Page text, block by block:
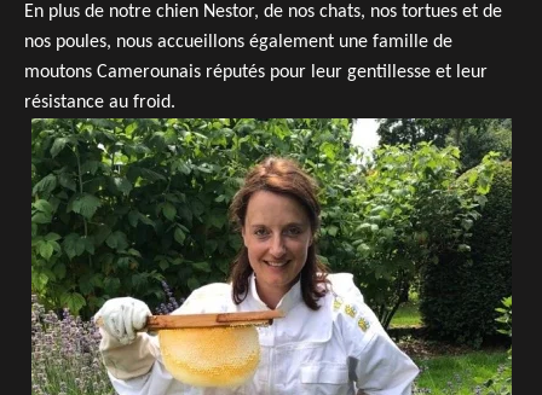
En plus de notre chien Nestor, de nos chats, nos tortues et de
nos poules, nous accueillons également une famille de
moutons Camerounais réputés pour leur gentillesse et leur
résistance au froid.